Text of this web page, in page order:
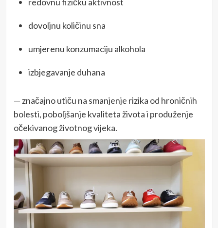
dovoljnu količinu sna
umjerenu konzumaciju alkohola
izbjegavanje duhana
— značajno utiču na smanjenje rizika od hroničnih
bolesti, poboljšanje kvaliteta života i produženje
očekivanog životnog vijeka.